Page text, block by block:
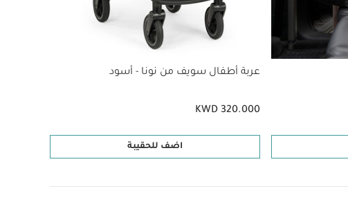
عربة أطفال سويف من نونا - أسود
KWD 320.000
اضف للحقيبة